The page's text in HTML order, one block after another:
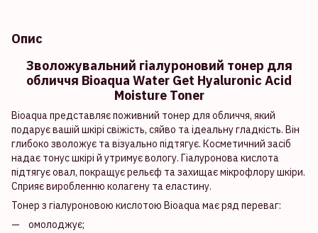
Опис
Зволожувальний гіалуроновий тонер для
обличчя Bioaqua Water Get Hyaluronic Acid
Moisture Toner
Bioaqua представляє поживний тонер для обличчя, який
подарує вашій шкірі свіжість, сяйво та ідеальну гладкість. Він
глибоко зволожує та візуально підтягує. Косметичний засіб
надає тонус шкірі й утримує вологу. Гіалуронова кислота
підтягує овал, покращує рельєф та захищає мікрофлору шкіри.
Сприяє виробленню колагену та еластину.
Тонер з гіалуроновою кислотою Bioaqua має ряд переваг:
омолоджує;